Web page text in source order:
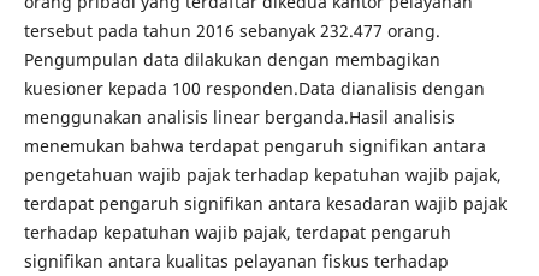
tersebut pada tahun 2016 sebanyak 232.477 orang.
Pengumpulan data dilakukan dengan membagikan
kuesioner kepada 100 responden.Data dianalisis dengan
menggunakan analisis linear berganda.Hasil analisis
menemukan bahwa terdapat pengaruh signifikan antara
pengetahuan wajib pajak terhadap kepatuhan wajib pajak,
terdapat pengaruh signifikan antara kesadaran wajib pajak
terhadap kepatuhan wajib pajak, terdapat pengaruh
signifikan antara kualitas pelayanan fiskus terhadap